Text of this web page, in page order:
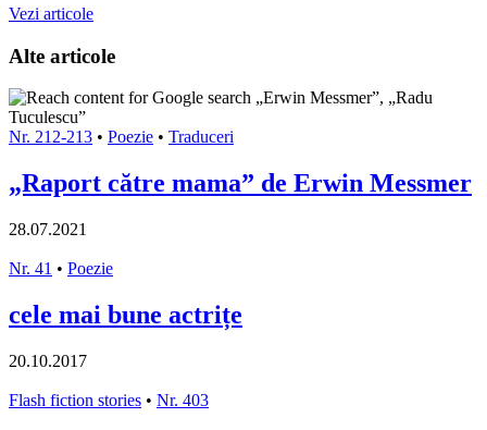
Vezi articole
Alte articole
Nr. 212-213 • Poezie • Traduceri
„Raport către mama” de Erwin Messmer
28.07.2021
Nr. 41 • Poezie
cele mai bune actrițe
20.10.2017
Flash fiction stories • Nr. 403